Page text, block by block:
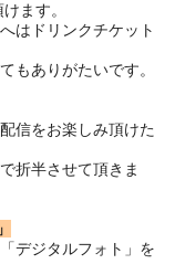
ます。
はドリンクチケット
もありがたいです。
信をお楽しみ頂けた
折半させて頂きま
デジタルフォト」を